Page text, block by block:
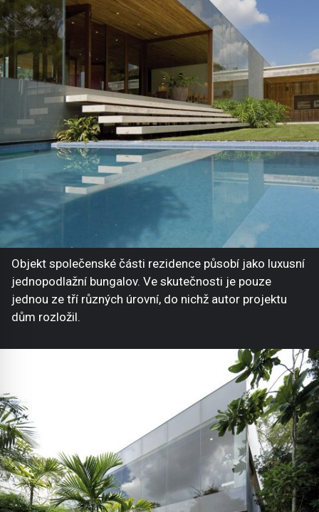
Objekt společenské části rezidence působí jako luxusní
jednopodlažní bungalov. Ve skutečnosti je pouze
jednou ze tří různých úrovní, do nichž autor projektu
dům rozložil.